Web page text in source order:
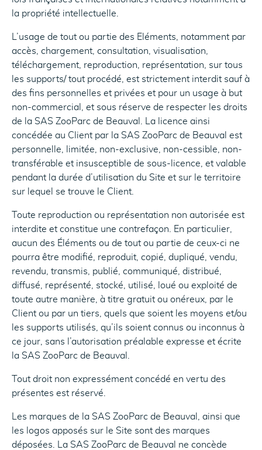
la propriété intellectuelle.
L’usage de tout ou partie des Eléments, notamment par
accès, chargement, consultation, visualisation,
téléchargement, reproduction, représentation, sur tous
les supports/ tout procédé, est strictement interdit sauf à
des fins personnelles et privées et pour un usage à but
non-commercial, et sous réserve de respecter les droits
de la SAS ZooParc de Beauval. La licence ainsi
concédée au Client par la SAS ZooParc de Beauval est
personnelle, limitée, non-exclusive, non-cessible, non-
transférable et insusceptible de sous-licence, et valable
pendant la durée d’utilisation du Site et sur le territoire
sur lequel se trouve le Client.
Toute reproduction ou représentation non autorisée est
interdite et constitue une contrefaçon. En particulier,
aucun des Éléments ou de tout ou partie de ceux-ci ne
pourra être modifié, reproduit, copié, dupliqué, vendu,
revendu, transmis, publié, communiqué, distribué,
diffusé, représenté, stocké, utilisé, loué ou exploité de
toute autre manière, à titre gratuit ou onéreux, par le
Client ou par un tiers, quels que soient les moyens et/ou
les supports utilisés, qu’ils soient connus ou inconnus à
ce jour, sans l’autorisation préalable expresse et écrite
la SAS ZooParc de Beauval.
Tout droit non expressément concédé en vertu des
présentes est réservé.
Les marques de la SAS ZooParc de Beauval, ainsi que
les logos apposés sur le Site sont des marques
déposées. La SAS ZooParc de Beauval ne concède